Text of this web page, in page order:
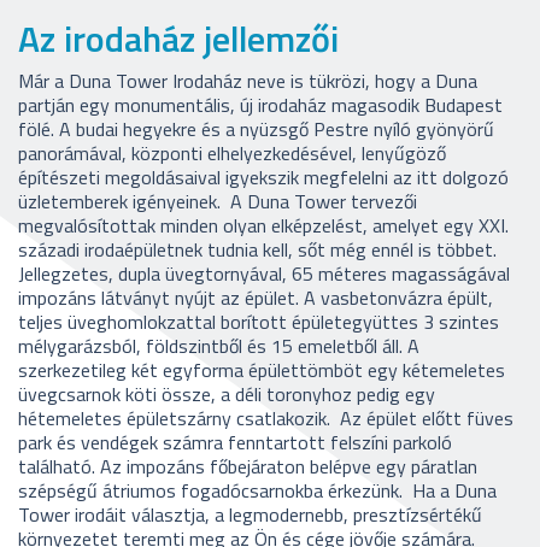
Az irodaház jellemzői
Már a Duna Tower Irodaház neve is tükrözi, hogy a Duna
partján egy monumentális, új irodaház magasodik Budapest
fölé. A budai hegyekre és a nyüzsgő Pestre nyíló gyönyörű
panorámával, központi elhelyezkedésével, lenyűgöző
építészeti megoldásaival igyekszik megfelelni az itt dolgozó
üzletemberek igényeinek. A Duna Tower tervezői
megvalósítottak minden olyan elképzelést, amelyet egy XXI.
századi irodaépületnek tudnia kell, sőt még ennél is többet.
Jellegzetes, dupla üvegtornyával, 65 méteres magasságával
impozáns látványt nyújt az épület. A vasbetonvázra épült,
teljes üveghomlokzattal borított épületegyüttes 3 szintes
mélygarázsból, földszintből és 15 emeletből áll. A
szerkezetileg két egyforma épülettömböt egy kétemeletes
üvegcsarnok köti össze, a déli toronyhoz pedig egy
hétemeletes épületszárny csatlakozik. Az épület előtt füves
park és vendégek számra fenntartott felszíni parkoló
található. Az impozáns főbejáraton belépve egy páratlan
szépségű átriumos fogadócsarnokba érkezünk. Ha a Duna
Tower irodáit választja, a legmodernebb, presztízsértékű
környezetet teremti meg az Ön és cége jövője számára.